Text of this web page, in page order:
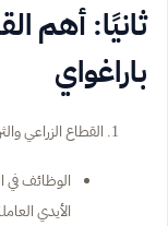
ثانيًا: أهم
باراغواي
القطاع الزراعي
الوظائف في
الأيدي